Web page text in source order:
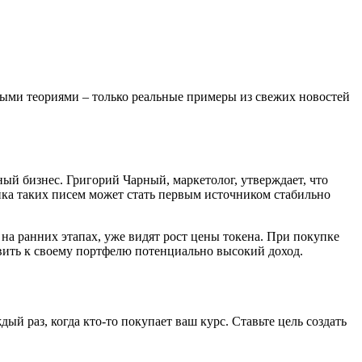
теориями – только реальные примеры из свежих новостей
бизнес. Григорий Чарный, маркетолог, утверждает, что
таких писем может стать первым источником стабильно
ранних этапах, уже видят рост цены токена. При покупке
к своему портфелю потенциально высокий доход.
раз, когда кто‑то покупает ваш курс. Ставьте цель создать